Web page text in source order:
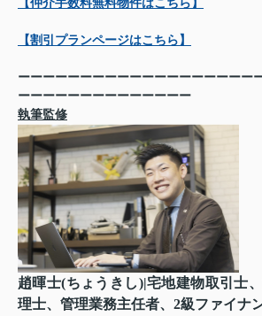
【仲介手数料無料物件はこちら】
【割引プランページはこちら】
ーーーーーーーーーーーーーーーーーーー
ーーーーーーーーーーーーーー
執筆監修
趙暉士(ちょうきし)|宅地建物取引士
理士、管理業務主任者、2級ファイナ